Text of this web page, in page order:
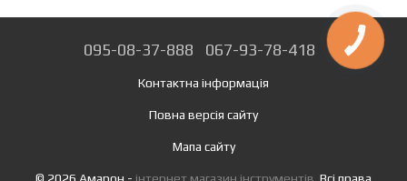
095-08-37-888 067-93-78-418
Контактна інформація
Повна версія сайту
Мапа сайту